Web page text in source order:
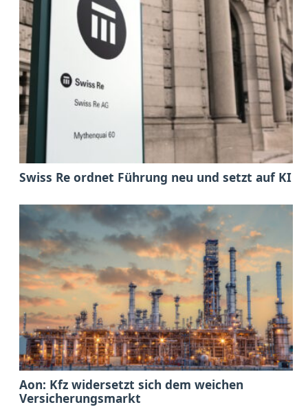
Swiss Re ordnet Führung neu und setzt auf KI
Aon: Kfz widersetzt sich dem weichen
Versicherungsmarkt